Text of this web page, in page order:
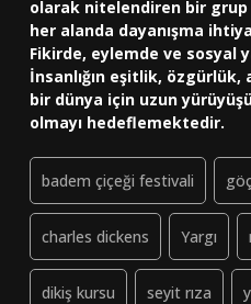
olarak nitelendiren bir grup
her alanda dayanışma
Fikirde, eylemde ve sosyal
İnsanlığın eşitlik, özgürlük,
bir dünya için uzun
olmayı hedeflemektedir.
badem çiçeği festivali
charles dickens Yargı
dikiş kursu seyit rıza